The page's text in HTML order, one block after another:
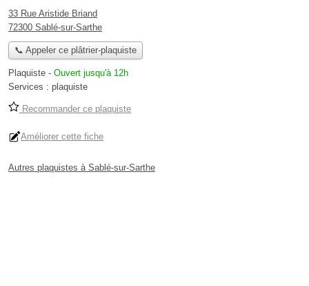
33 Rue Aristide Briand
72300 Sablé-sur-Sarthe
📞 Appeler ce plâtrier-plaquiste
Plaquiste - Ouvert jusqu'à 12h
Services : plaquiste
Recommander ce plaquiste
Améliorer cette fiche
Autres plaquistes à Sablé-sur-Sarthe